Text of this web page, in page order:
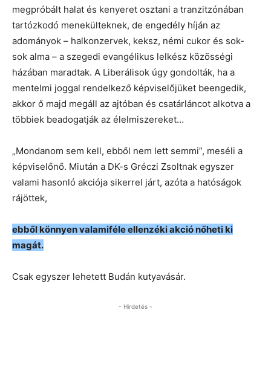
megpróbált halat és kenyeret osztani a tranzitzónában
tartózkodó menekülteknek, de engedély híján az
adományok – halkonzervek, keksz, némi cukor és sok-
sok alma – a szegedi evangélikus lelkész közösségi
házában maradtak. A Liberálisok úgy gondolták, ha a
mentelmi joggal rendelkező képviselőjüket beengedik,
akkor ő majd megáll az ajtóban és csatárláncot alkotva a
többiek beadogatják az élelmiszereket…
„Mondanom sem kell, ebből nem lett semmi”, meséli a
képviselőnő. Miután a DK-s Gréczi Zsoltnak egyszer
valami hasonló akciója sikerrel járt, azóta a hatóságok
rájöttek,
ebből könnyen valamiféle ellenzéki akció nőheti ki
magát.
Csak egyszer lehetett Budán kutyavásár.
- Hirdetés -